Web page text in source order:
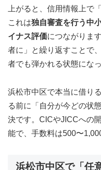
上がると、信用情報上で
これは独自審査を行う中
イナス評価につながりま
者に」と繰り返すことで
者でも弾かれる状態にな
浜松市中区で本当に借り
る前に「自分が今どの状
決です。CICやJICCへの
能で、手数料は500〜
浜松市中区で「任